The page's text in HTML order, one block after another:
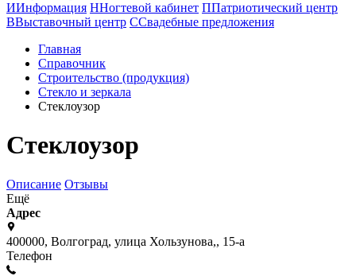
ИИнформация ННогтевой кабинет ППатриотический центр
ВВыставочный центр ССвадебные предложения
Главная
Справочник
Строительство (продукция)
Стекло и зеркала
Стеклоузор
Стеклоузор
Описание Отзывы
Ещё
Адрес
400000, Волгоград, улица Хользунова,, 15-а
Телефон